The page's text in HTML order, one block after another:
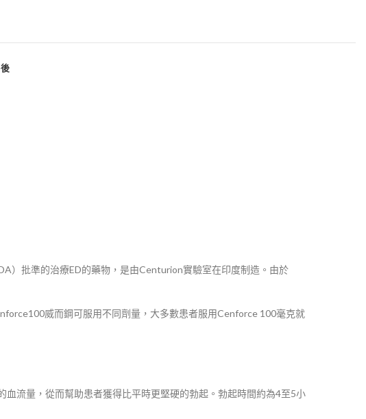
）批準的治療ED的藥物，是由Centurion實驗室在印度制造。由於
威而鋼可服用不同劑量，大多數患者服用Cenforce 100毫克就
流量，從而幫助患者獲得比平時更堅硬的勃起。勃起時間約為4至5小